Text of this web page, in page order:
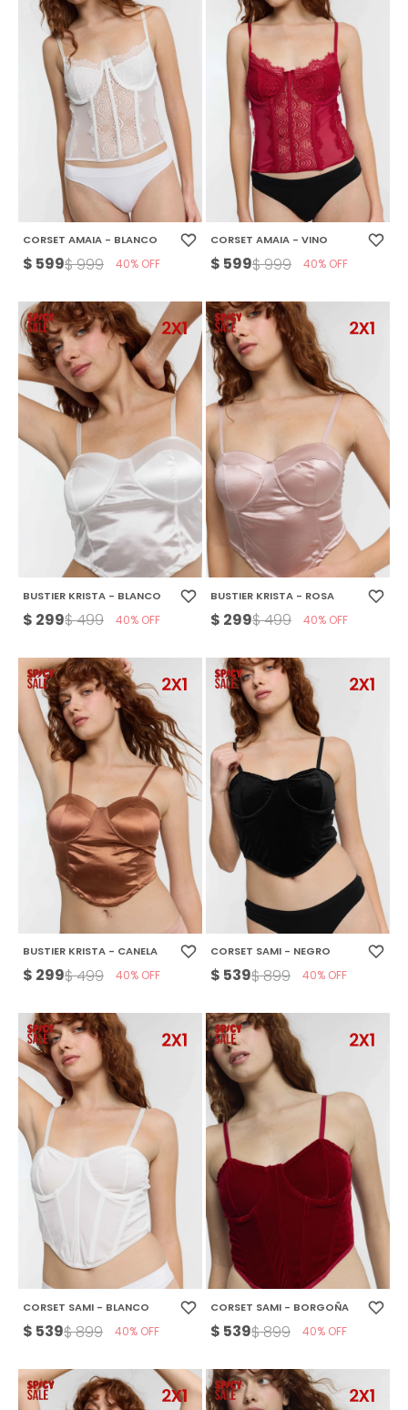
CORSET AMAIA - BLANCO
$ 599$999 40
CORSET AMAIA - VINO
$ 599$999 40
BUSTIER KRISTA - BLANCO
$ 299$499 40
BUSTIER KRISTA - ROSA
$ 299$499 40
BUSTIER KRISTA - CANELA
$ 299$499 40
CORSET SAMI - NEGRO
$ 539$899 40
CORSET SAMI - BLANCO
$ 539$899 40
CORSET SAMI - BORGOÑA
$ 539$899 40